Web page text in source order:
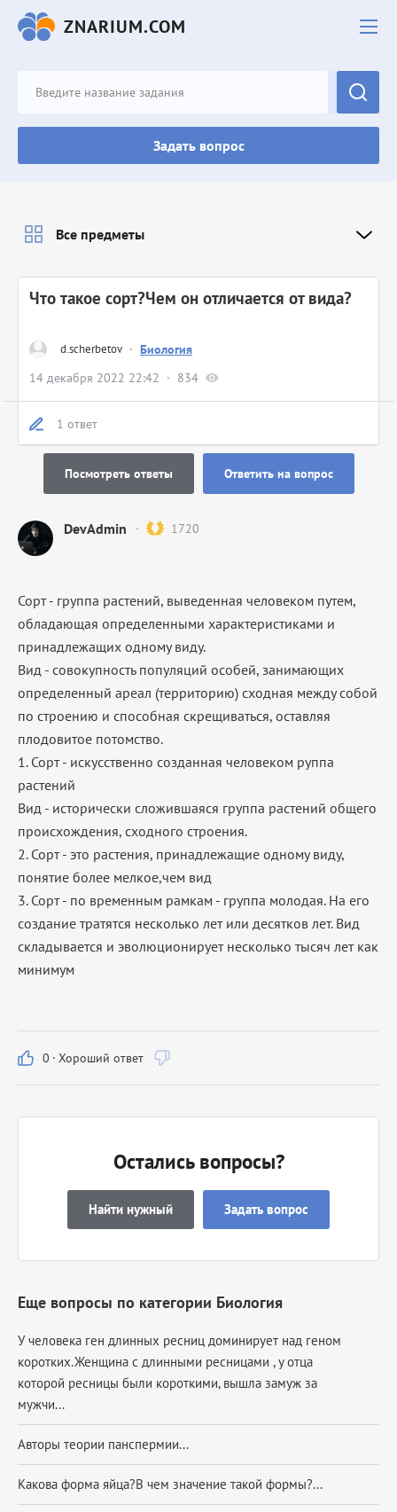
ZNARIUM.COM
Задать вопрос
d.scherbetov · Биология
14 декабря 2022 22:42
834
Что такое сорт?Чем он отличается от вида?
1 ответ
Посмотреть ответы Ответить на вопрос
DevAdmin 1720
Сорт - группа растений, выведенная человеком путем,
обладающая определенными характеристиками и
принадлежащих одному виду.
Вид - совокупность популяций особей, занимающих
определенный ареал (территорию) сходная между собой
по строению и способная скрещиваться, оставляя
плодовитое потомство.
1. Сорт - искусственно созданная человеком руппа
растений
Вид - исторически сложившаяся группа растений общего
происхождения, сходного строения.
2. Сорт - это растения, принадлежащие одному виду,
понятие более мелкое,чем вид
3. Сорт - по временным рамкам - группа молодая. На его
создание тратятся несколько лет или десятков лет. Вид
складывается и эволюционирует несколько тысяч лет как
минимум
0 · Хороший ответ
Остались вопросы?
Найти нужный Задать вопрос
Еще вопросы по категории Биология
У человека ген длинных ресниц доминирует над геном
коротких.Женщина с длинными ресницами , у отца
которой ресницы были короткими, вышла замуж за
мужчи...
Авторы теории панспермии...
Какова форма яйца?В чем значение такой формы?...
Все предметы